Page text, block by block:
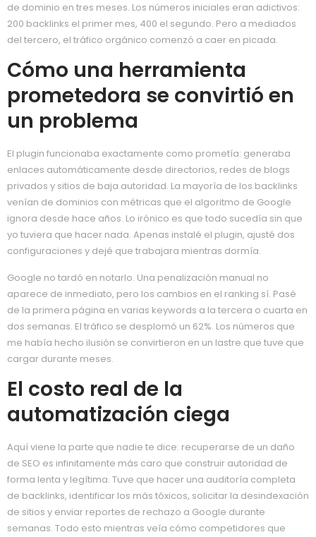
de dominio en tres meses. Los números iniciales eran adictivos:
200 backlinks el primer mes, 400 el segundo. Pero a mediados
del tercero, el tráfico orgánico comenzó a caer en picada.
Cómo una herramienta
prometedora se convirtió en
un problema
El plugin funcionaba exactamente como prometía: generaba
enlaces automáticamente desde directorios, redes de blogs
privados y sitios de baja autoridad. La mayoría de los backlinks
venían de dominios con métricas que el algoritmo de Google
ignora desde hace años. Lo irónico es que todo sucedía sin que
yo tuviera que hacer nada. Apenas instalé el plugin, ajusté dos
configuraciones y dejé que trabajara mientras dormía.
Google no tardó en notarlo. Una penalización manual no
aparece de inmediato, pero los cambios en el ranking sí. Pasé
de la primera página en varias keywords a la tercera o cuarta en
dos semanas. El tráfico se desplomó un 62%. Los números que
me había hecho ilusión se convirtieron en un lastre que tuve que
cargar durante meses.
El costo real de la
automatización ciega
Aquí viene la parte que nadie te dice: recuperarse de un daño
de SEO es infinitamente más caro que construir autoridad de
forma lenta y legítima. Tuve que hacer una auditoría completa
de backlinks, identificar los más tóxicos, solicitar la desindexación
de sitios y enviar reportes de rechazo a Google durante
semanas. Todo esto mientras veía cómo competidores que